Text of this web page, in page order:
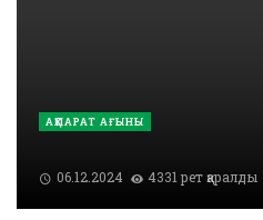
АҚПАРАТ АҒЫНЫ
06.12.2024 4331 рет қаралды